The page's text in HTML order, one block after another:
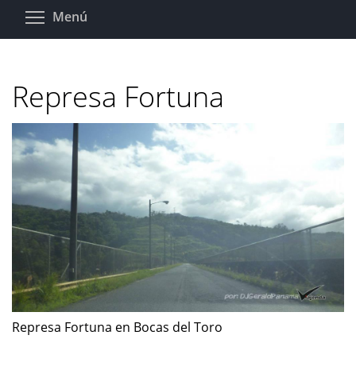
Pasar
Menú
Represa Fortuna
Represa Fortuna en Bocas del Toro